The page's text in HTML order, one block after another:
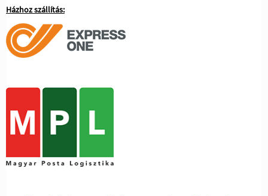
Házhoz szállítás: